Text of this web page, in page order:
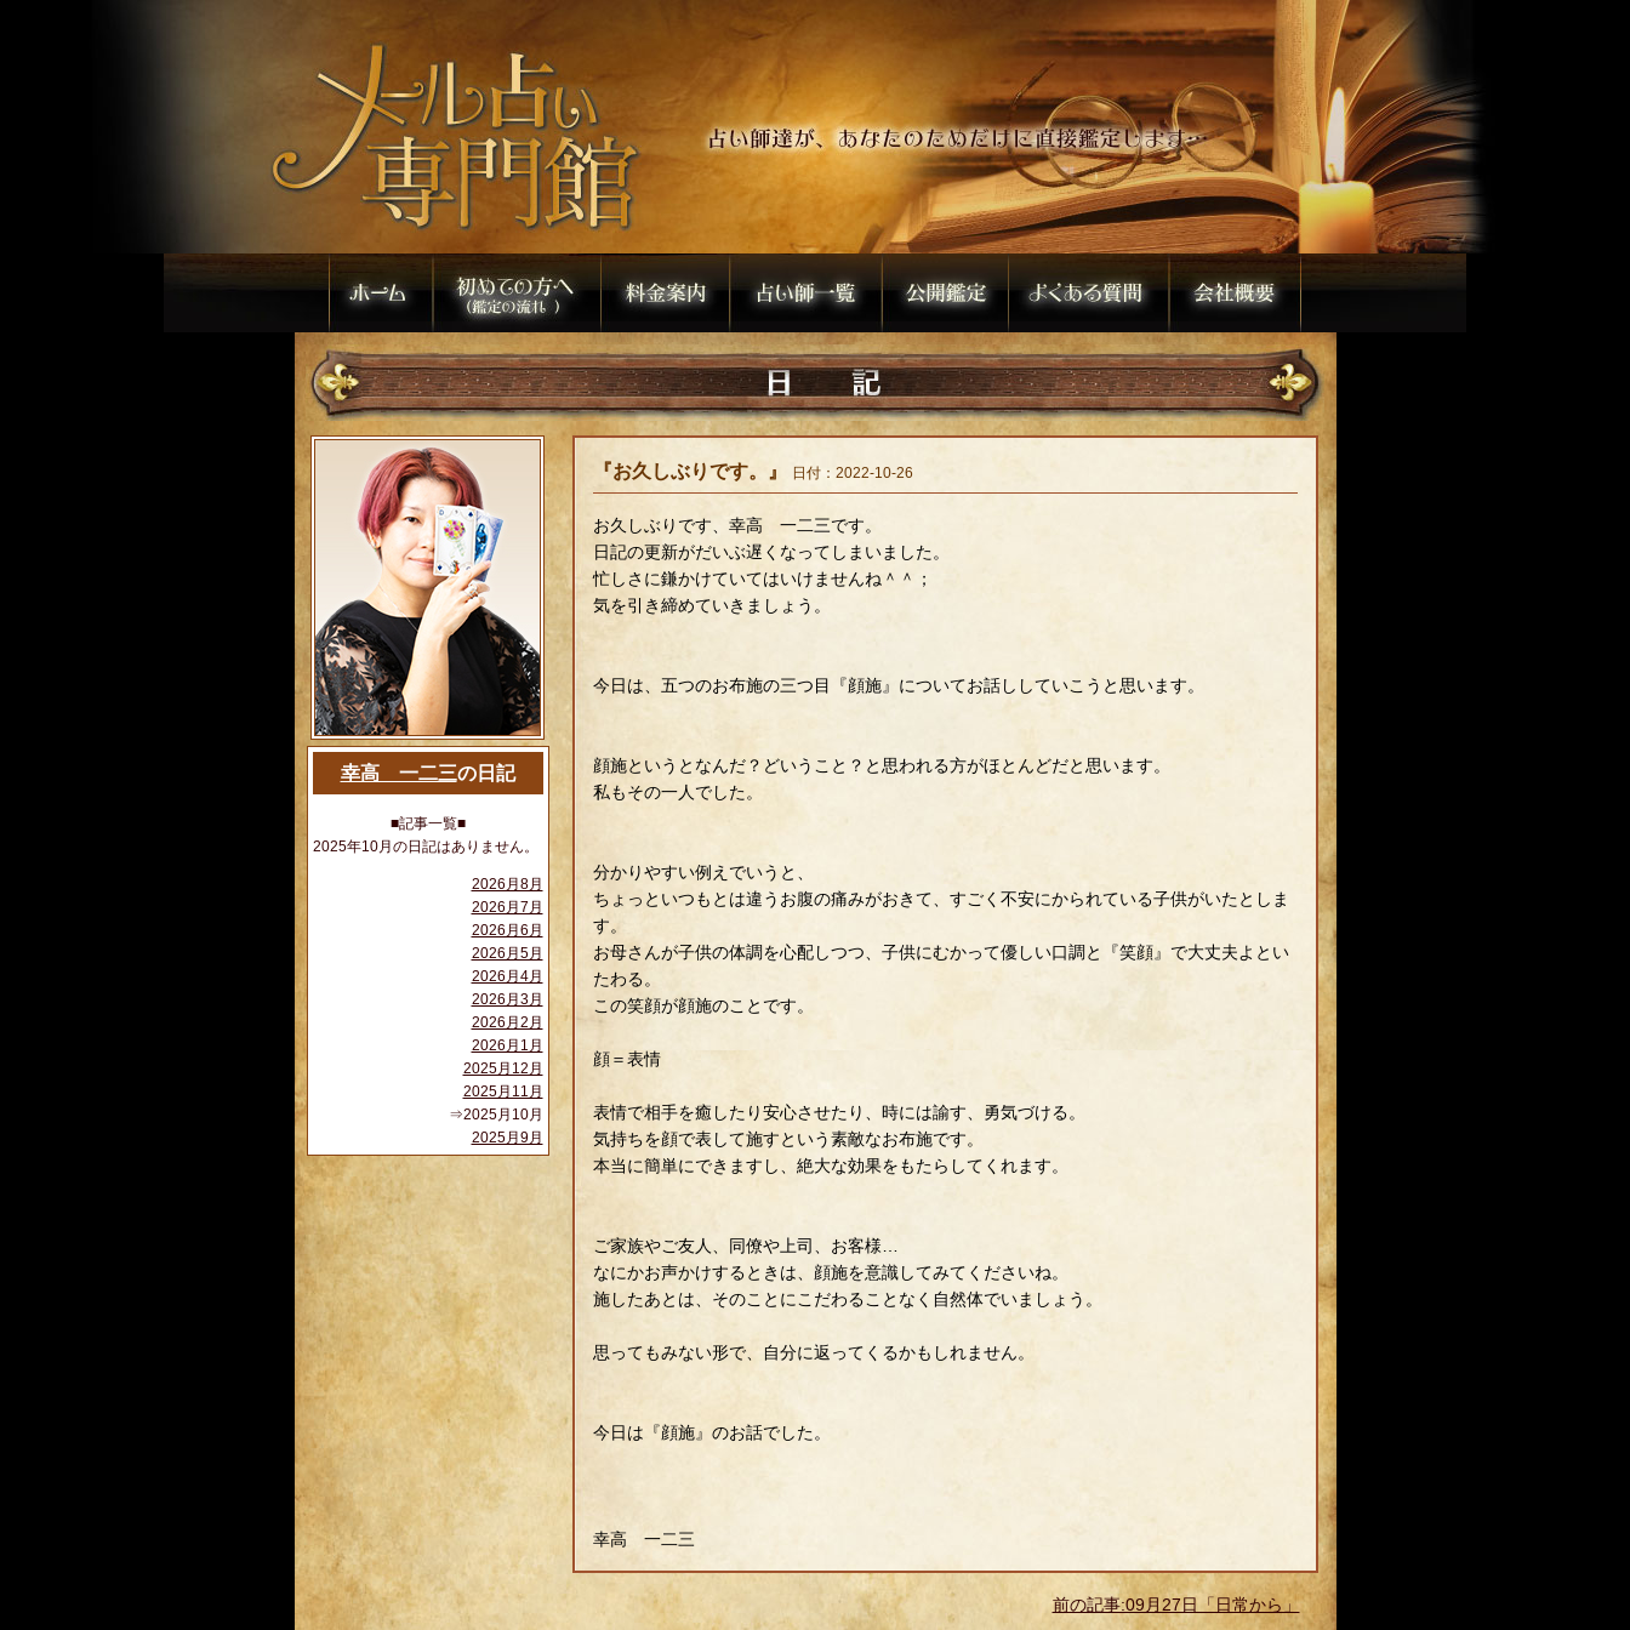
幸高 一二三の日記
■記事一覧■
2025年10月の日記はありません。
2026月8月
2026月7月
2026月6月
2026月5月
2026月4月
2026月3月
2026月2月
2026月1月
2025月12月
2025月11月
⇒2025月10月
2025月9月
『お久しぶりです。』 日付：2022-10-26
お久しぶりです、幸高 一二三です。
日記の更新がだいぶ遅くなってしまいました。
忙しさに鎌かけていてはいけませんね＾＾；
気を引き締めていきましょう。
今日は、五つのお布施の三つ目『顔施』についてお話ししていこうと思います。
顔施というとなんだ？どいうこと？と思われる方がほとんどだと思います。
私もその一人でした。
分かりやすい例えでいうと、
ちょっといつもとは違うお腹の痛みがおきて、すごく不安にかられている子供がいたとしま
す。
お母さんが子供の体調を心配しつつ、子供にむかって優しい口調と『笑顔』で大丈夫よとい
たわる。
この笑顔が顔施のことです。
顔＝表情
表情で相手を癒したり安心させたり、時には諭す、勇気づける。
気持ちを顔で表して施すという素敵なお布施です。
本当に簡単にできますし、絶大な効果をもたらしてくれます。
ご家族やご友人、同僚や上司、お客様…
なにかお声かけするときは、顔施を意識してみてくださいね。
施したあとは、そのことにこだわることなく自然体でいましょう。
思ってもみない形で、自分に返ってくるかもしれません。
今日は『顔施』のお話でした。
幸高 一二三
前の記事:09月27日「日常から」